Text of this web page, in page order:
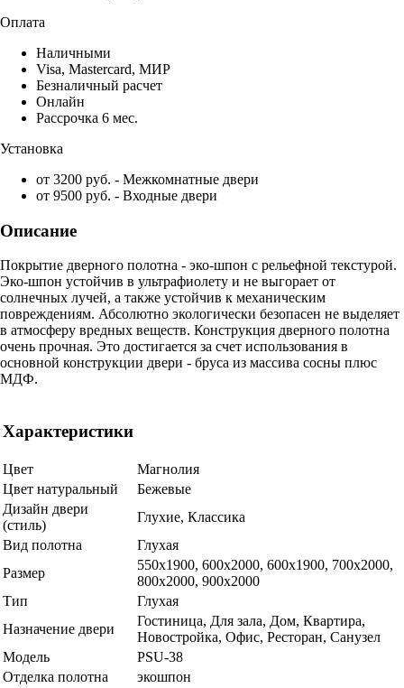
Оплата
Наличными
Visa, Mastercard, МИР
Безналичный расчет
Онлайн
Рассрочка 6 мес.
Установка
от 3200 руб. - Межкомнатные двери
от 9500 руб. - Входные двери
Описание
Покрытие дверного полотна - эко-шпон с рельефной текстурой.
Эко-шпон устойчив в ультрафиолету и не выгорает от
солнечных лучей, а также устойчив к механическим
повреждениям. Абсолютно экологически безопасен не выделяет
в атмосферу вредных веществ. Конструкция дверного полотна
очень прочная. Это достигается за счет использования в
основной конструкции двери - бруса из массива сосны плюс
МДФ.
Характеристики
Цвет
Магнолия
Цвет натуральный
Бежевые
Дизайн двери
(стиль)
Глухие, Классика
Вид полотна
Глухая
Размер
550х1900, 600x2000, 600х1900, 700x2000,
800x2000, 900x2000
Тип
Глухая
Назначение двери
Гостиница, Для зала, Дом, Квартира,
Новостройка, Офис, Ресторан, Санузел
Модель
PSU-38
Отделка полотна
экошпон